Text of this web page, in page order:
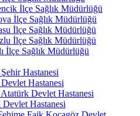
İlçe Sağlık Müdürlüğü
İlçe Sağlık Müdürlüğü
İlçe Sağlık Müdürlüğü
İlçe Sağlık Müdürlüğü
İlçe Sağlık Müdürlüğü
Hastanesi
Hastanesi
Atatürk Devlet Hastanesi
Hastanesi